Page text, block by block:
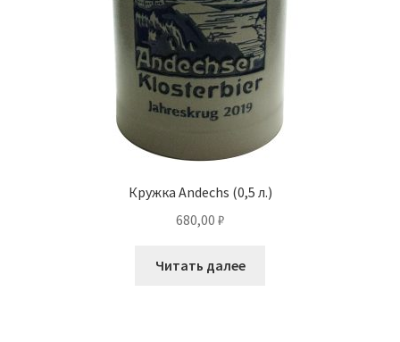
Кружка Andechs (0,5 л.)
680,00 ₽
Читать далее